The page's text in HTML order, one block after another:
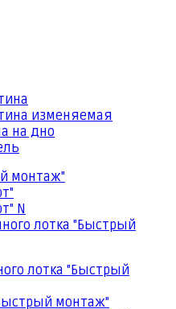
изменяемая
на дно
монтаж"
N
лотка "Быстрый
лотка "Быстрый
монтаж"